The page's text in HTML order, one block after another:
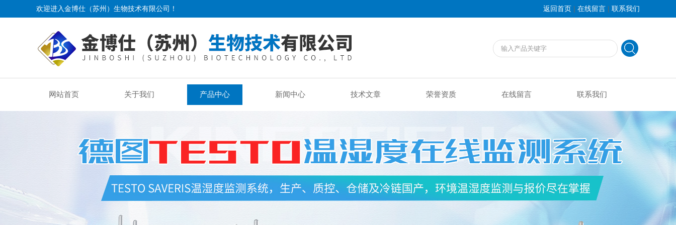
欢迎进入金博仕（苏州）生物技术有限公司！ 返回首页 | 在线留言 | 联系我们
网站首页 关于我们 产品中心 新闻中心 技术文章 荣誉资质 在线留言 联系我们